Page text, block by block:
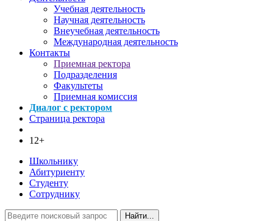
Учебная деятельность
Научная деятельность
Внеучебная деятельность
Международная деятельность
Контакты
Приемная ректора
Подразделения
Факультеты
Приемная комиссия
Диалог с ректором
Страница ректора
12+
Школьнику
Абитуриенту
Студенту
Сотруднику
Найти...